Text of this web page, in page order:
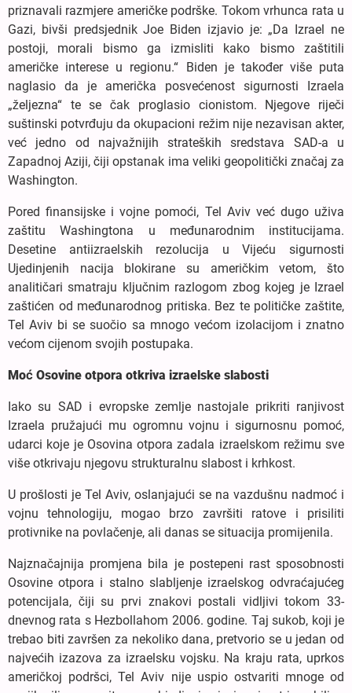
priznavali razmjere američke podrške. Tokom vrhunca rata u
Gazi, bivši predsjednik Joe Biden izjavio je: „Da Izrael ne
postoji, morali bismo ga izmisliti kako bismo zaštitili
američke interese u regionu.“ Biden je također više puta
naglasio da je američka posvećenost sigurnosti Izraela
„željezna“ te se čak proglasio cionistom. Njegove riječi
suštinski potvrđuju da okupacioni režim nije nezavisan akter,
već jedno od najvažnijih strateških sredstava SAD-a u
Zapadnoj Aziji, čiji opstanak ima veliki geopolitički značaj za
Washington.
Pored finansijske i vojne pomoći, Tel Aviv već dugo uživa
zaštitu Washingtona u međunarodnim institucijama.
Desetine antiizraelskih rezolucija u Vijeću sigurnosti
Ujedinjenih nacija blokirane su američkim vetom, što
analitičari smatraju ključnim razlogom zbog kojeg je Izrael
zaštićen od međunarodnog pritiska. Bez te političke zaštite,
Tel Aviv bi se suočio sa mnogo većom izolacijom i znatno
većom cijenom svojih postupaka.
Moć Osovine otpora otkriva izraelske slabosti
Iako su SAD i evropske zemlje nastojale prikriti ranjivost
Izraela pružajući mu ogromnu vojnu i sigurnosnu pomoć,
udarci koje je Osovina otpora zadala izraelskom režimu sve
više otkrivaju njegovu strukturalnu slabost i krhkost.
U prošlosti je Tel Aviv, oslanjajući se na vazdušnu nadmoć i
vojnu tehnologiju, mogao brzo završiti ratove i prisiliti
protivnike na povlačenje, ali danas se situacija promijenila.
Najznačajnija promjena bila je postepeni rast sposobnosti
Osovine otpora i stalno slabljenje izraelskog odvraćajućeg
potencijala, čiji su prvi znakovi postali vidljivi tokom 33-
dnevnog rata s Hezbollahom 2006. godine. Taj sukob, koji je
trebao biti završen za nekoliko dana, pretvorio se u jedan od
najvećih izazova za izraelsku vojsku. Na kraju rata, uprkos
američkoj podršci, Tel Aviv nije uspio ostvariti mnoge od